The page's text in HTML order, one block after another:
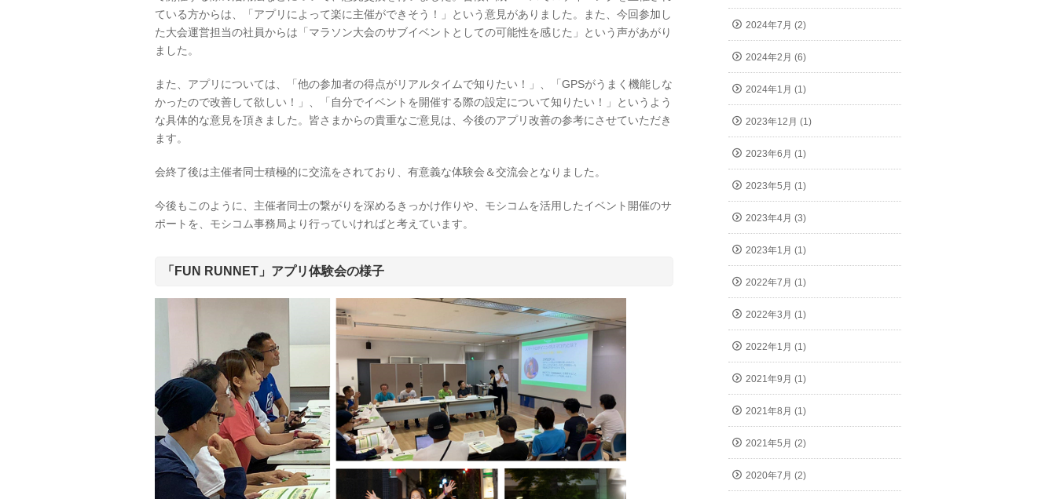
ている方からは、「アプリによって楽に主催ができそう！」という意見がありました。また、今回参加し
た大会運営担当の社員からは「マラソン大会のサブイベントとしての可能性を感じた」という声があがり
ました。
また、アプリについては、「他の参加者の得点がリアルタイムで知りたい！」、「GPSがうまく機能しな
かったので改善して欲しい！」、「自分でイベントを開催する際の設定について知りたい！」というよう
な具体的な意見を頂きました。皆さまからの貴重なご意見は、今後のアプリ改善の参考にさせていただき
ます。
会終了後は主催者同士積極的に交流をされており、有意義な体験会＆交流会となりました。
今後もこのように、主催者同士の繋がりを深めるきっかけ作りや、モシコムを活用したイベント開催のサ
ポートを、モシコム事務局より行っていければと考えています。
「FUN RUNNET」アプリ体験会の様子
2024年7月 (2)
2024年2月 (6)
2024年1月 (1)
2023年12月 (1)
2023年6月 (1)
2023年5月 (1)
2023年4月 (3)
2023年1月 (1)
2022年7月 (1)
2022年3月 (1)
2022年1月 (1)
2021年9月 (1)
2021年8月 (1)
2021年5月 (2)
2020年7月 (2)